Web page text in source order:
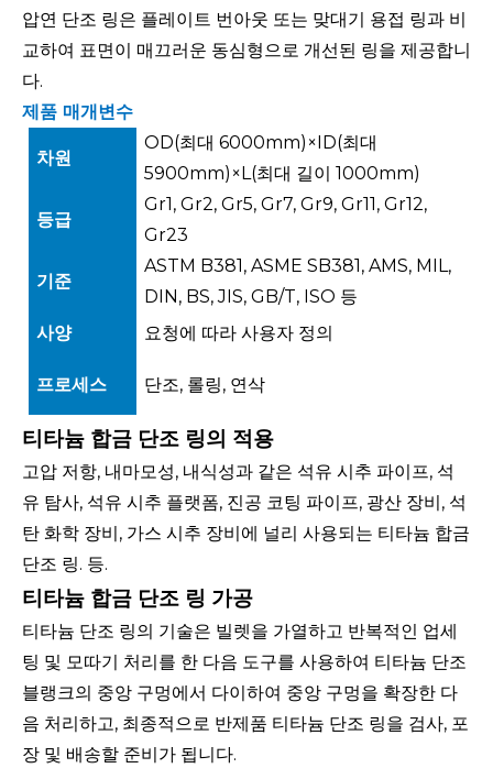
압연 단조 링은 플레이트 번아웃 또는 맞대기 용접 링과 비
교하여 표면이 매끄러운 동심형으로 개선된 링을 제공합니
다.
제품 매개변수
차원
OD(최대 6000mm)×ID(최대
5900mm)×L(최대 길이 1000mm)
등급
Gr1, Gr2, Gr5, Gr7, Gr9, Gr11, Gr12,
Gr23
기준
ASTM B381, ASME SB381, AMS, MIL,
DIN, BS, JIS, GB/T, ISO 등
사양
요청에 따라 사용자 정의
프로세스 단조, 롤링, 연삭
티타늄 합금 단조 링의 적용
고압 저항, 내마모성, 내식성과 같은 석유 시추 파이프, 석
유 탐사, 석유 시추 플랫폼, 진공 코팅 파이프, 광산 장비, 석
탄 화학 장비, 가스 시추 장비에 ​​널리 사용되는 티타늄 합금
단조 링. 등.
티타늄 합금 단조 링 가공
티타늄 단조 링의 기술은 빌렛을 가열하고 반복적인 업세
팅 및 모따기 처리를 한 다음 도구를 사용하여 티타늄 단조
블랭크의 중앙 구멍에서 다이하여 중앙 구멍을 확장한 다
음 처리하고, 최종적으로 반제품 티타늄 단조 링을 검사, 포
장 및 배송할 준비가 됩니다.